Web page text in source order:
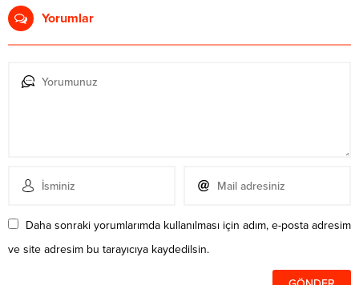
Yorumlar
Daha sonraki yorumlarımda kullanılması için adım, e-posta adresim
ve site adresim bu tarayıcıya kaydedilsin.